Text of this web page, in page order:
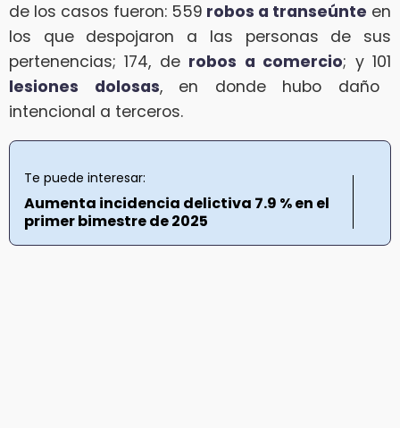
de los casos fueron: 559 robos a transeúnte en
los que despojaron a las personas de sus
pertenencias; 174, de robos a comercio; y 101
lesiones dolosas, en donde hubo daño
intencional a terceros.
Te puede interesar:
Aumenta incidencia delictiva 7.9 % en el
primer bimestre de 2025